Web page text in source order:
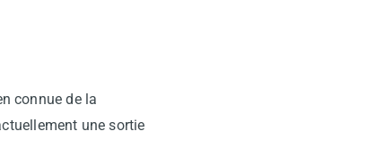
connue de la
une sortie